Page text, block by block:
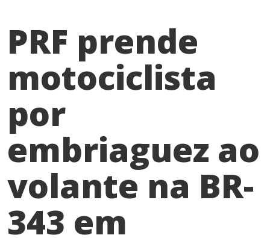
PRF prende
motociclista
por
embriaguez ao
volante na BR-
343 em